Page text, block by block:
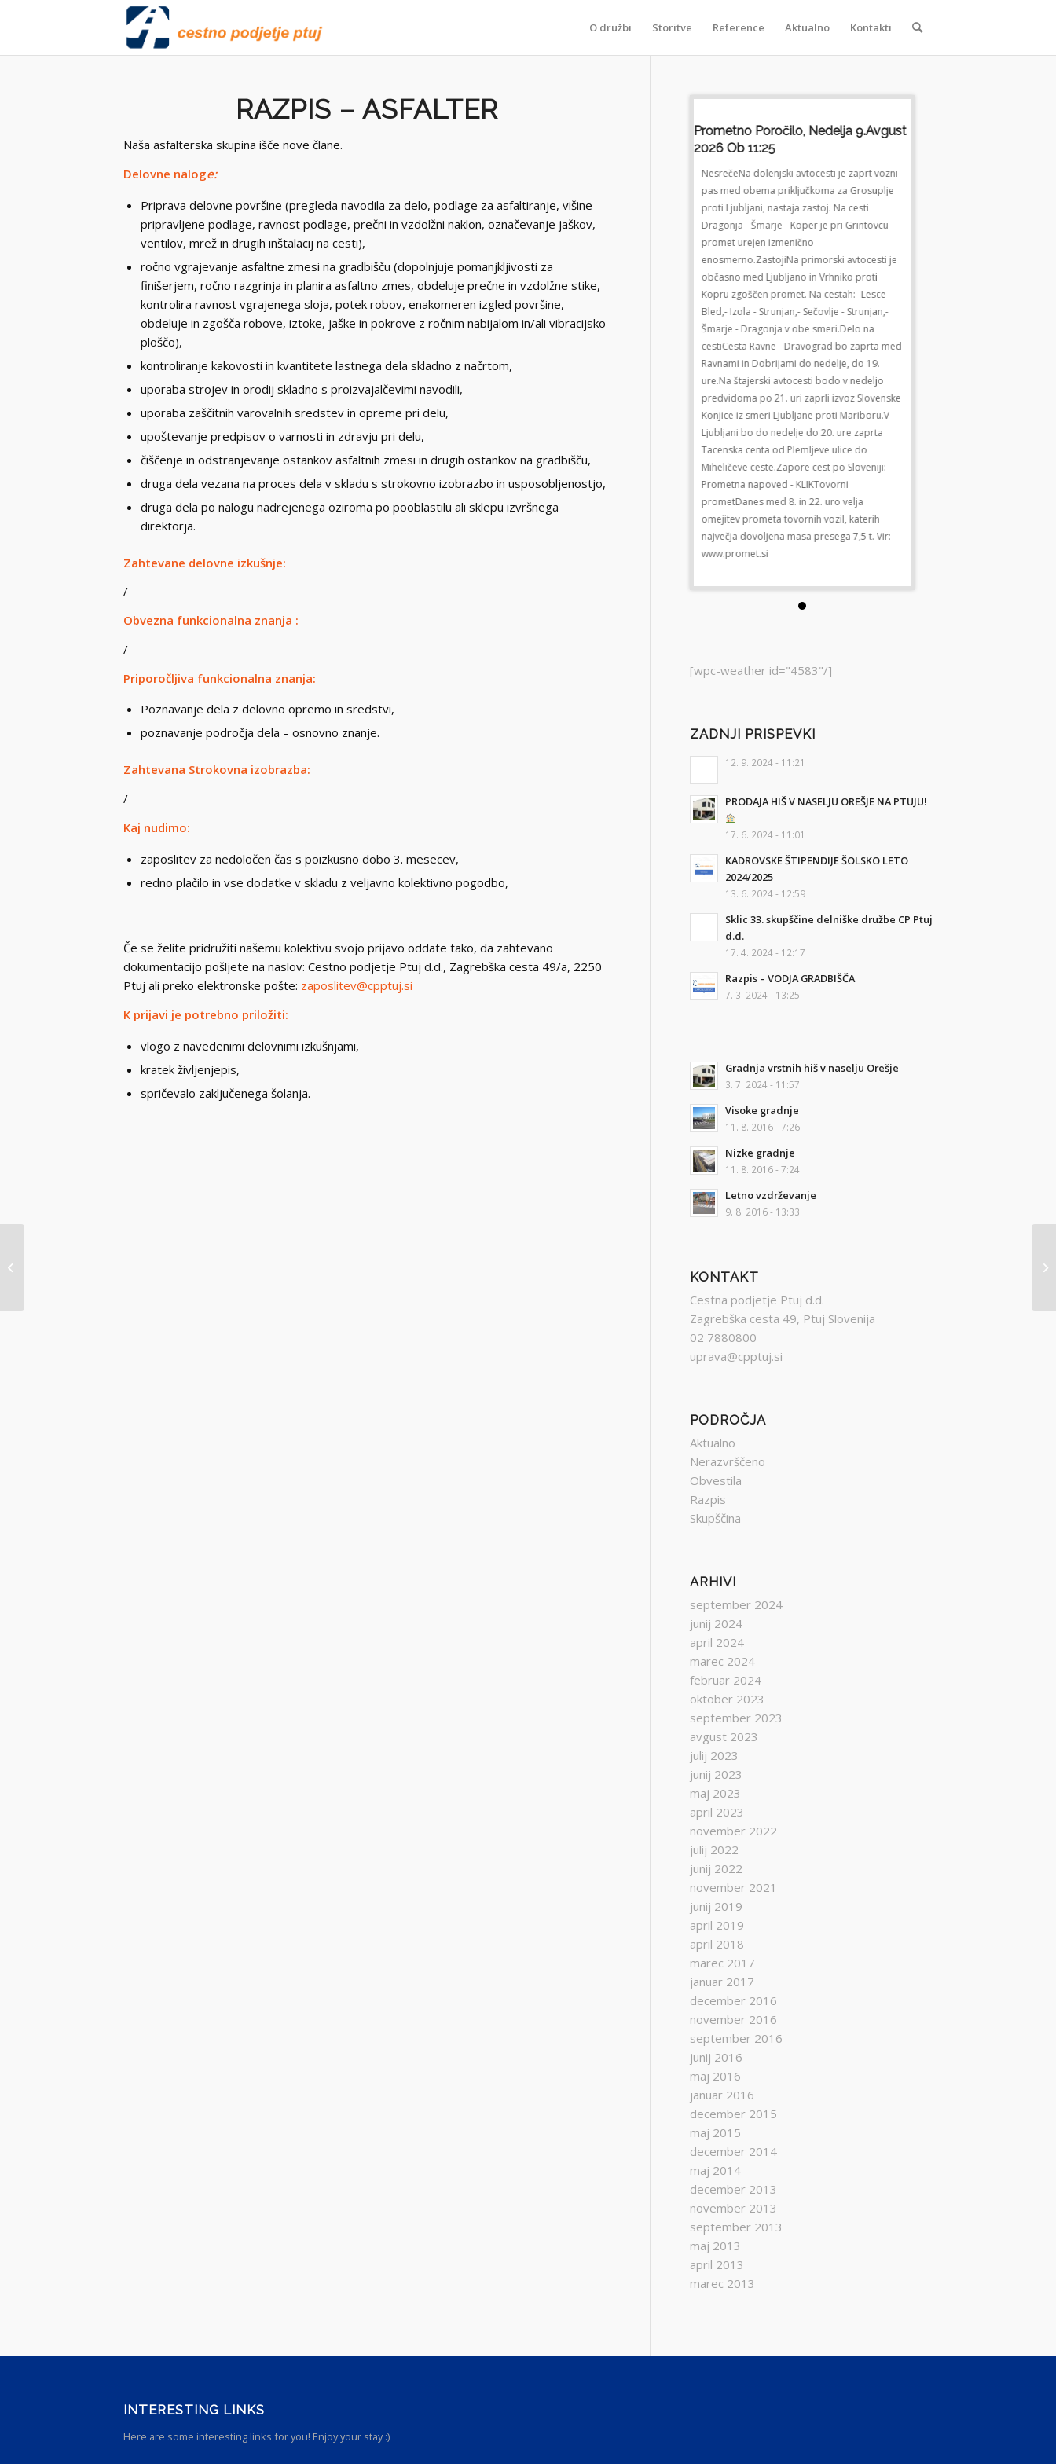
O družbi Storitve Reference Aktualno Kontakti
RAZPIS – ASFALTER
Naša asfalterska skupina išče nove člane.
Delovne naloge:
Priprava delovne površine (pregleda navodila za delo, podlage za asfaltiranje, višine
pripravljene podlage, ravnost podlage, prečni in vzdolžni naklon, označevanje jaškov,
ventilov, mrež in drugih inštalacij na cesti),
ročno vgrajevanje asfaltne zmesi na gradbišču (dopolnjuje pomanjkljivosti za
finišerjem, ročno razgrinja in planira asfaltno zmes, obdeluje prečne in vzdolžne stike,
kontrolira ravnost vgrajenega sloja, potek robov, enakomeren izgled površine,
obdeluje in zgošča robove, iztoke, jaške in pokrove z ročnim nabijalom in/ali vibracijsko
ploščo),
kontroliranje kakovosti in kvantitete lastnega dela skladno z načrtom,
uporaba strojev in orodij skladno s proizvajalčevimi navodili,
uporaba zaščitnih varovalnih sredstev in opreme pri delu,
upoštevanje predpisov o varnosti in zdravju pri delu,
čiščenje in odstranjevanje ostankov asfaltnih zmesi in drugih ostankov na gradbišču,
druga dela vezana na proces dela v skladu s strokovno izobrazbo in usposobljenostjo,
druga dela po nalogu nadrejenega oziroma po pooblastilu ali sklepu izvršnega
direktorja.
Zahtevane delovne izkušnje:
/
Obvezna funkcionalna znanja :
/
Priporočljiva funkcionalna znanja:
Poznavanje dela z delovno opremo in sredstvi,
poznavanje področja dela – osnovno znanje.
Zahtevana Strokovna izobrazba:
/
Kaj nudimo:
zaposlitev za nedoločen čas s poizkusno dobo 3. mesecev,
redno plačilo in vse dodatke v skladu z veljavno kolektivno pogodbo,
Če se želite pridružiti našemu kolektivu svojo prijavo oddate tako, da zahtevano
dokumentacijo pošljete na naslov: Cestno podjetje Ptuj d.d., Zagrebška cesta 49/a, 2250
Ptuj ali preko elektronske pošte: zaposlitev@cpptuj.si
K prijavi je potrebno priložiti:
vlogo z navedenimi delovnimi izkušnjami,
kratek življenjepis,
spričevalo zaključenega šolanja.
proti Ljubljani, nastaja zastoj. Na cesti
Dragonja - Šmarje - Koper je pri Grintovcu
enosmerno.ZastojiNa primorski avtocesti je
občasno med Ljubljano in Vrhniko proti
Kopru zgoščen promet. Na cestah:- Lesce -
Bled,- Izola - Strunjan,- Sečovlje - Strunjan,-
Šmarje - Dragonja v obe smeri.Delo na
Ravnami in Dobrijami do nedelje, do 19.
Miheličeve ceste.Zapore cest po Sloveniji:
Prometna napoved - KLIKTovorni
prometDanes med 8. in 22. uro velja
omejitev prometa tovornih vozil, katerih
Prometno Poročilo, Nedelja 9.avgust
2026 Ob 11:25
NesrečeNa dolenjski avtocesti je zaprt vozni
pas med obema priključkoma za Grosuplje
proti Ljubljani, nastaja zastoj. Na cesti
Dragonja - Šmarje - Koper je pri Grintovcu
promet urejen izmenično
enosmerno.ZastojiNa primorski avtocesti je
občasno med Ljubljano in Vrhniko proti
Kopru zgoščen promet. Na cestah:- Lesce -
Bled,- Izola - Strunjan,- Sečovlje - Strunjan,-
Šmarje - Dragonja v obe smeri.Delo na
cestiCesta Ravne - Dravograd bo zaprta med
Ravnami in Dobrijami do nedelje, do 19.
ure.Na štajerski avtocesti bodo v nedeljo
predvidoma po 21. uri zaprli izvoz Slovenske
Konjice iz smeri Ljubljane proti Mariboru.V
Ljubljani bo do nedelje do 20. ure zaprta
Tacenska centa od Plemljeve ulice do
Miheličeve ceste.Zapore cest po Sloveniji:
Prometna napoved - KLIKTovorni
prometDanes med 8. in 22. uro velja
omejitev prometa tovornih vozil, katerih
največja dovoljena masa presega 7,5 t. Vir:
www.promet.si
[wpc-weather id="4583"/]
ZADNJI PRISPEVKI
12. 9. 2024 - 11:21
PRODAJA HIŠ V NASELJU OREŠJE NA PTUJU!
17. 6. 2024 - 11:01
KADROVSKE ŠTIPENDIJE ŠOLSKO LETO
2024/2025
13. 6. 2024 - 12:59
Sklic 33. skupščine delniške družbe CP Ptuj
d.d.
17. 4. 2024 - 12:17
Razpis – VODJA GRADBIŠČA
7. 3. 2024 - 13:25
Gradnja vrstnih hiš v naselju Orešje
3. 7. 2024 - 11:57
Visoke gradnje
11. 8. 2016 - 7:26
Nizke gradnje
11. 8. 2016 - 7:24
Letno vzdrževanje
9. 8. 2016 - 13:33
KONTAKT
Cestna podjetje Ptuj d.d.
Zagrebška cesta 49, Ptuj Slovenija
02 7880800
uprava@cpptuj.si
PODROČJA
Aktualno
Nerazvrščeno
Obvestila
Razpis
Skupščina
ARHIVI
september 2024
junij 2024
april 2024
marec 2024
februar 2024
oktober 2023
september 2023
avgust 2023
julij 2023
junij 2023
maj 2023
april 2023
november 2022
julij 2022
junij 2022
november 2021
junij 2019
april 2019
april 2018
marec 2017
januar 2017
december 2016
november 2016
september 2016
junij 2016
maj 2016
januar 2016
december 2015
maj 2015
december 2014
maj 2014
december 2013
november 2013
september 2013
maj 2013
april 2013
marec 2013
INTERESTING LINKS
Here are some interesting links for you! Enjoy your stay :)